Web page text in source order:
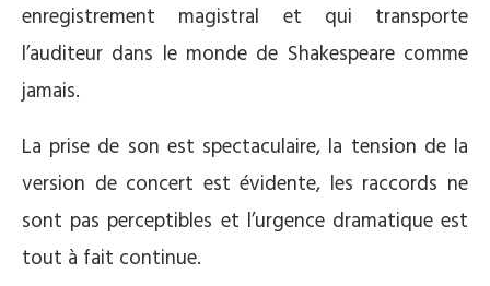
enregistrement magistral et qui transporte
l’auditeur dans le monde de Shakespeare comme
jamais.
La prise de son est spectaculaire, la tension de la
version de concert est évidente, les raccords ne
sont pas perceptibles et l’urgence dramatique est
tout à fait continue.